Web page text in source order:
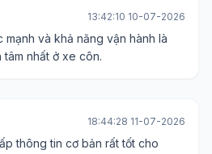
13:42:10 10-07-2026
mạnh và khả năng vận hành là
tâm nhất ở xe côn.
18:44:28 11-07-2026
thông tin cơ bản rất tốt cho